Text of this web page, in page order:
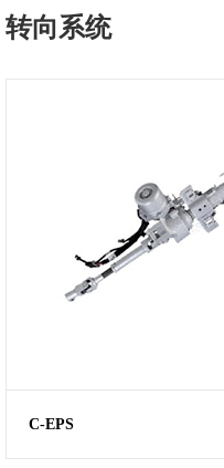
转向系统
C-EPS